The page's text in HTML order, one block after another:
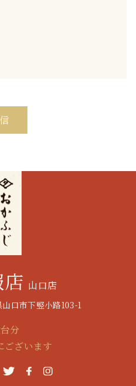
山口店
口市下竪小路103-1
分
ございます